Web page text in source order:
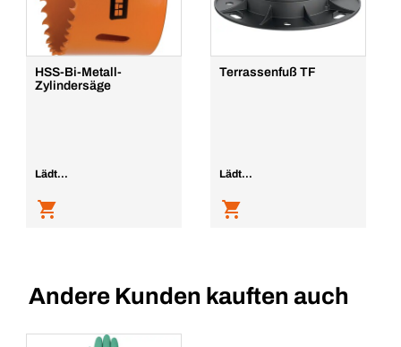
HSS-Bi-Metall-
Zylindersäge
Lädt...
Terrassenfuß TF
Lädt...
Andere Kunden kauften auch